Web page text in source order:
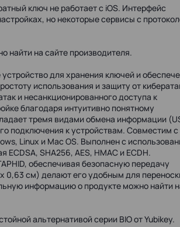
ключ не работает с iOS. Интерфейс
но некоторые сервисы с
на сайте производителя.
для хранения ключей и
использования и защиту от
и несанкционированного доступа к
благодаря интуитивно понятному
тремя видами обмена информации
подключения к устройствам. Совместим с
Linux и Mac OS. Выполнен с
SHA256, AES, HMAC и ECDH.
обеспечивая безопасную передачу
0,63 см) делают его удобным для
информацию о продукте можно найти
альтернативой серии BIO от Yubikey.